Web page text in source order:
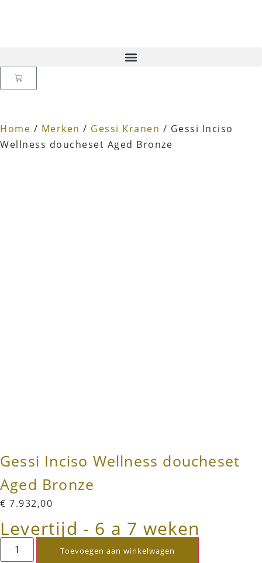
Home / Merken / Gessi Kranen / Gessi Inciso
Wellness doucheset Aged Bronze
Gessi Inciso Wellness doucheset
Aged Bronze
€ 7.932,00
Levertijd - 6 a 7 weken
Toevoegen aan winkelwagen